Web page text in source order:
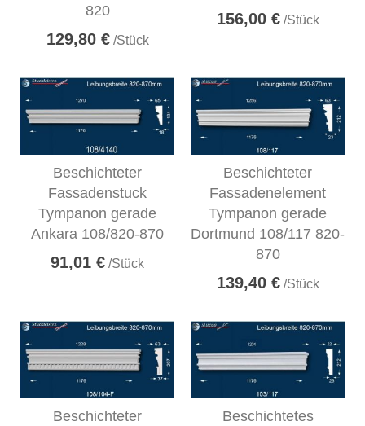
820
129,80 €/Stück
156,00 €/Stück
Beschichteter
Fassadenstuck
Tympanon gerade
Ankara 108/820-870
91,01 € /Stück
Beschichteter
Fassadenelement
Tympanon gerade
Dortmund 108/117 820-
870
139,40 €/Stück
Beschichteter
Beschichtetes